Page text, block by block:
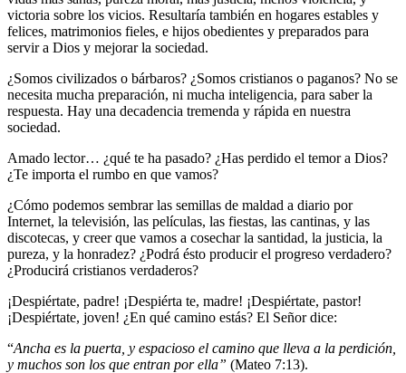
victoria sobre los vicios. Resultaría también en hogares estables y
felices, matrimonios fieles, e hijos obedientes y preparados para
servir a Dios y mejorar la sociedad.
¿Somos civilizados o bárbaros? ¿Somos cristianos o paganos? No se
necesita mucha preparación, ni mucha inteligencia, para saber la
respuesta. Hay una decadencia tremenda y rápida en nuestra
sociedad.
Amado lector… ¿qué te ha pasado? ¿Has perdido el temor a Dios?
¿Te importa el rumbo en que vamos?
¿Cómo podemos sembrar las semillas de maldad a diario por
Internet, la televisión, las películas, las fiestas, las cantinas, y las
discotecas, y creer que vamos a cosechar la santidad, la justicia, la
pureza, y la honradez? ¿Podrá ésto producir el progreso verdadero?
¿Producirá cristianos verdaderos?
¡Despiértate, padre! ¡Despiérta te, madre! ¡Despiértate, pastor!
¡Despiértate, joven! ¿En qué camino estás? El Señor dice:
“Ancha es la puerta, y espacioso el camino que lleva a la perdición,
y muchos son los que entran por ella” (Mateo 7:13).